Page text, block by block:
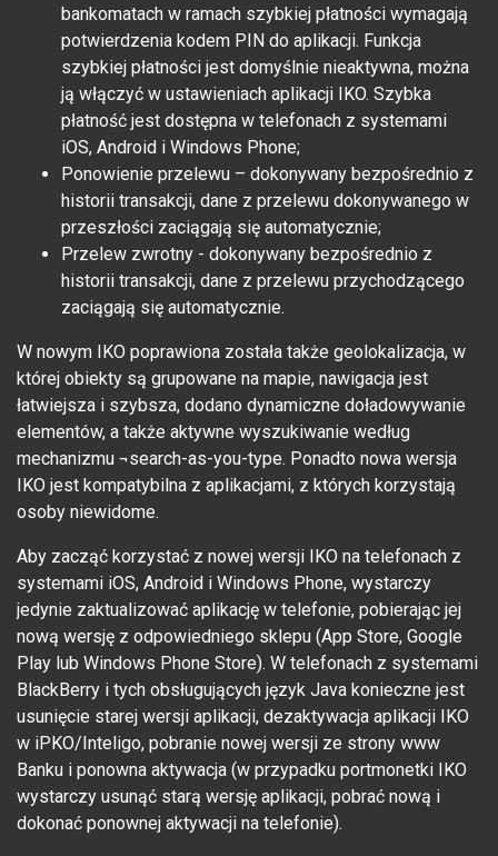
bankomatach w ramach szybkiej płatności wymagają
potwierdzenia kodem PIN do aplikacji. Funkcja
szybkiej płatności jest domyślnie nieaktywna, można
ją włączyć w ustawieniach aplikacji IKO. Szybka
płatność jest dostępna w telefonach z systemami
iOS, Android i Windows Phone;
Ponowienie przelewu – dokonywany bezpośrednio z
historii transakcji, dane z przelewu dokonywanego w
przeszłości zaciągają się automatycznie;
Przelew zwrotny - dokonywany bezpośrednio z
historii transakcji, dane z przelewu przychodzącego
zaciągają się automatycznie.
W nowym IKO poprawiona została także geolokalizacja, w
której obiekty są grupowane na mapie, nawigacja jest
łatwiejsza i szybsza, dodano dynamiczne doładowywanie
elementów, a także aktywne wyszukiwanie według
mechanizmu ¬search-as-you-type. Ponadto nowa wersja
IKO jest kompatybilna z aplikacjami, z których korzystają
osoby niewidome.
Aby zacząć korzystać z nowej wersji IKO na telefonach z
systemami iOS, Android i Windows Phone, wystarczy
jedynie zaktualizować aplikację w telefonie, pobierając jej
nową wersję z odpowiedniego sklepu (App Store, Google
Play lub Windows Phone Store). W telefonach z systemami
BlackBerry i tych obsługujących język Java konieczne jest
usunięcie starej wersji aplikacji, dezaktywacja aplikacji IKO
w iPKO/Inteligo, pobranie nowej wersji ze strony www
Banku i ponowna aktywacja (w przypadku portmonetki IKO
wystarczy usunąć starą wersję aplikacji, pobrać nową i
dokonać ponownej aktywacji na telefonie).